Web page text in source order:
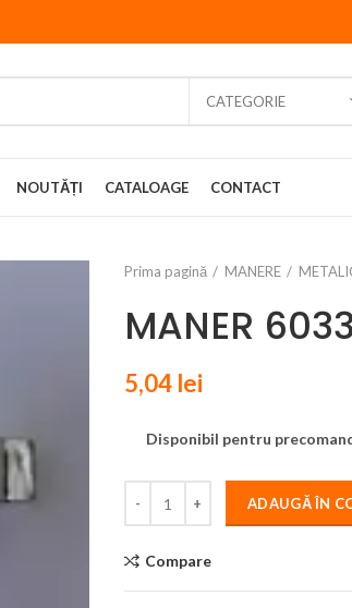
CATEGORIE
NOUTĂȚI CATALOAGE CONTACT
Prima pagină MANERE
MANER
5,04 lei
Disponibil pentru
ADAUGĂ ÎN
Compare